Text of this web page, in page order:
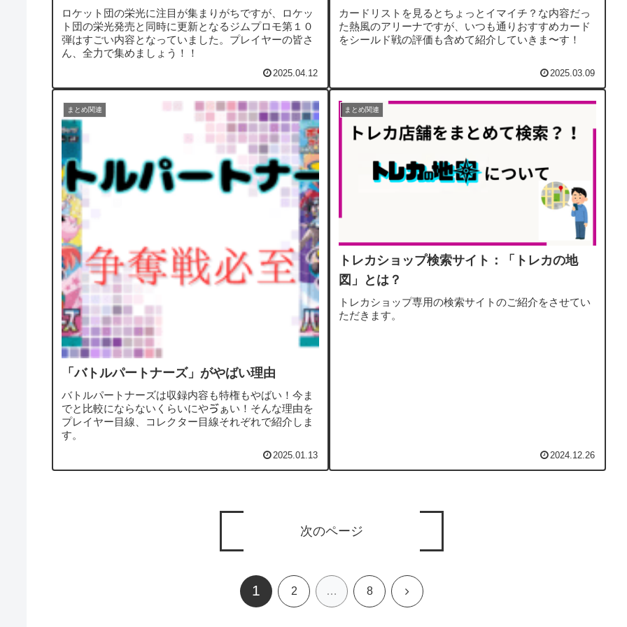
ロケット団の栄光に注目が集まりがちですが、ロケッ
ト団の栄光発売と同時に更新となるジムプロモ第１０
弾はすごい内容となっていました。プレイヤーの皆さ
ん、全力で集めましょう！！
2025.04.12
カードリストを見るとちょっとイマイチ？な内容だっ
た熱風のアリーナですが、いつも通りおすすめカード
をシールド戦の評価も含めて紹介していきま〜す！
2025.03.09
まとめ関連
「バトルパートナーズ」がやばい理由
バトルパートナーズは収録内容も特権もやばい！今ま
でと比較にならないくらいにやゔぁい！そんな理由を
プレイヤー目線、コレクター目線それぞれで紹介しま
す。
2025.01.13
まとめ関連
トレカショップ検索サイト：「トレカの地
図」とは？
トレカショップ専用の検索サイトのご紹介をさせてい
ただきます。
2024.12.26
次のページ
1 2 … 8 次